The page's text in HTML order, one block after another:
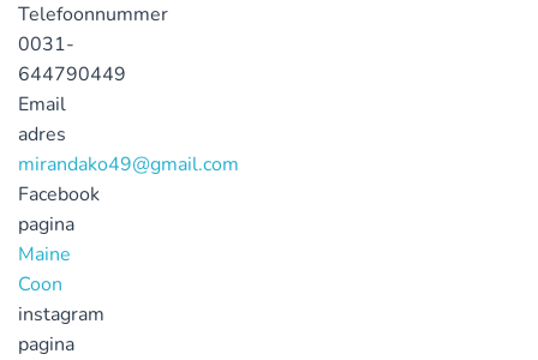
Telefoonnummer
0031-
644790449
Email
adres
mirandako49@gmail.com
Facebook
pagina
Maine
Coon
instagram
pagina